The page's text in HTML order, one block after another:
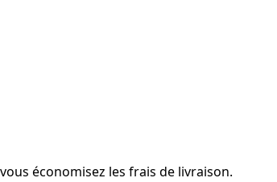
économisez les frais de livraison.